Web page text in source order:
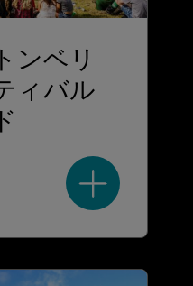
ンベリ
ィバル